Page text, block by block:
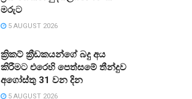
මරුට
5 AUGUST 2026
ක්‍රිකට් ක්‍රීඩකයන්ගේ බදු අය
කිරීමට එරෙහි පෙත්සමේ තීන්දුව
අගෝස්තු 31 වන දින
5 AUGUST 2026